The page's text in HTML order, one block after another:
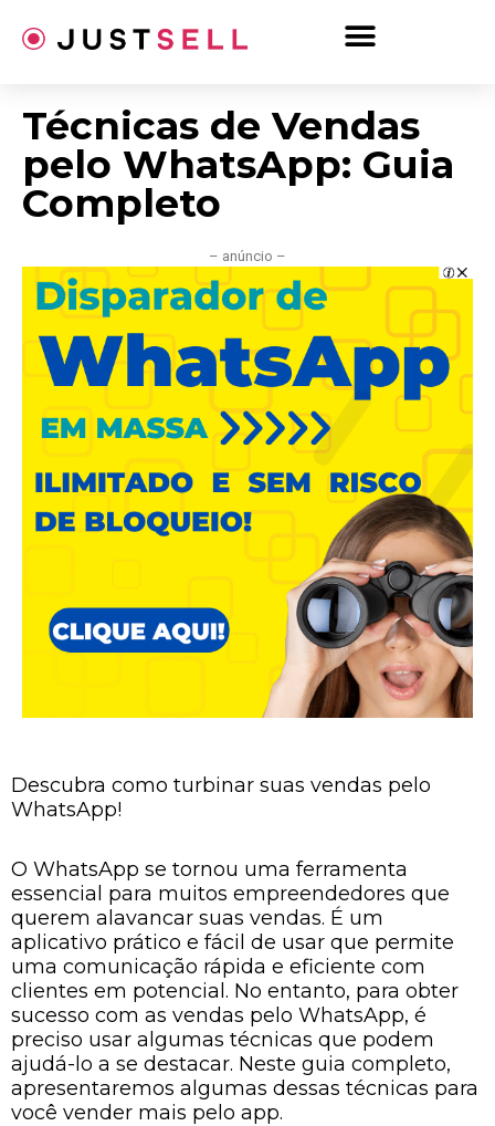
para
Técnicas de Vendas
pelo WhatsApp: Guia
Completo
– anúncio –
Descubra como turbinar suas vendas pelo
WhatsApp!
O WhatsApp se tornou uma ferramenta
essencial para muitos empreendedores que
querem alavancar suas vendas. É um
aplicativo prático e fácil de usar que permite
uma comunicação rápida e eficiente com
clientes em potencial. No entanto, para obter
sucesso com as vendas pelo WhatsApp, é
preciso usar algumas técnicas que podem
ajudá-lo a se destacar. Neste guia completo,
apresentaremos algumas dessas técnicas para
você vender mais pelo app.